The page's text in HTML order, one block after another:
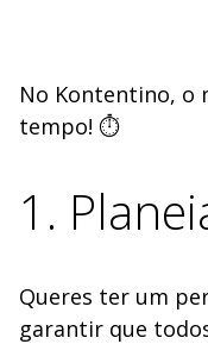
No Kontentino, o
tempo! ⏱
1.
Queres ter um
garantir que